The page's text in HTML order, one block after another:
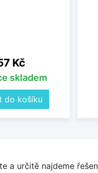
Kč
skladem
do košíku
a určitě najdeme